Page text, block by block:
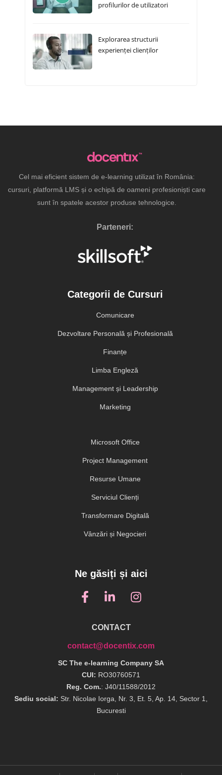
profilurilor de utilizatori
Explorarea structurii
experienței clienților
Cel mai eficient sistem de e-learning utilizat în România:
cursuri, platformă LMS și o echipă de oameni profesioniști care
sunt în spatele acestor produse tehnologice.
Parteneri:
Categorii de Cursuri
Comunicare
Dezvoltare Personală și Profesională
Finanțe
Limba Engleză
Management și Leadership
Marketing
Microsoft Office
Project Management
Resurse Umane
Serviciul Clienți
Transformare Digitală
Vânzări și Negocieri
Ne găsiți și aici
CONTACT
contact@docentix.com
SC The e-learning Company SA
CUI: RO30760571
Reg. Com.: J40/11588/2012
Sediu social: Str. Nicolae Iorga, Nr. 3, Et. 5, Ap. 14, Sector 1,
Bucuresti